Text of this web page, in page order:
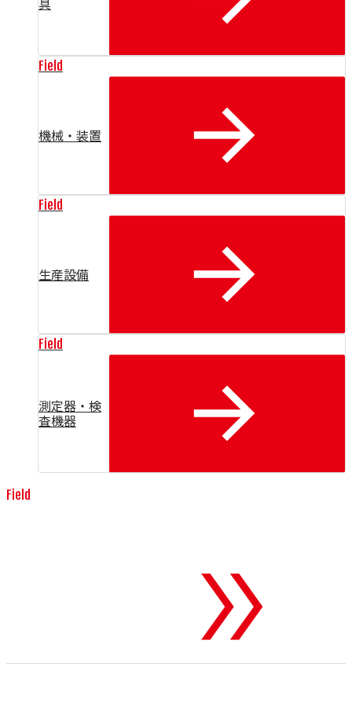
Field
機械・装置
Field
生産設備
Field
測定器・検
査機器
Field